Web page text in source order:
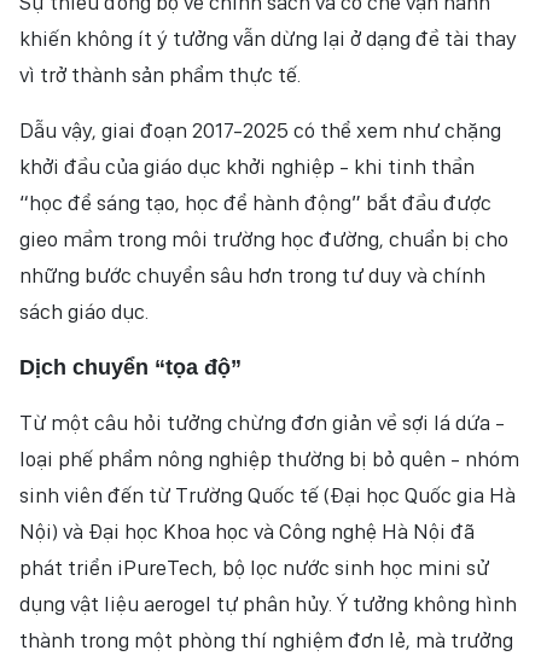
khiến không ít ý tưởng vẫn dừng lại ở dạng đề tài thay
vì trở thành sản phẩm thực tế.
Dẫu vậy, giai đoạn 2017-2025 có thể xem như chặng
khởi đầu của giáo dục khởi nghiệp - khi tinh thần
“học để sáng tạo, học để hành động” bắt đầu được
gieo mầm trong môi trường học đường, chuẩn bị cho
những bước chuyển sâu hơn trong tư duy và chính
sách giáo dục.
Dịch chuyển “tọa độ”
Từ một câu hỏi tưởng chừng đơn giản về sợi lá dứa -
loại phế phẩm nông nghiệp thường bị bỏ quên - nhóm
sinh viên đến từ Trường Quốc tế (Đại học Quốc gia Hà
Nội) và Đại học Khoa học và Công nghệ Hà Nội đã
phát triển iPureTech, bộ lọc nước sinh học mini sử
dụng vật liệu aerogel tự phân hủy. Ý tưởng không hình
thành trong một phòng thí nghiệm đơn lẻ, mà trưởng